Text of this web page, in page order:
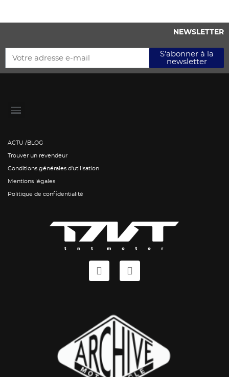
NEWSLETTER
S'abonner à la
newsletter
ACTU /BLOG
Trouver un revendeur
Conditions générales d'utilisation
Mentions légales
Politique de confidentialité